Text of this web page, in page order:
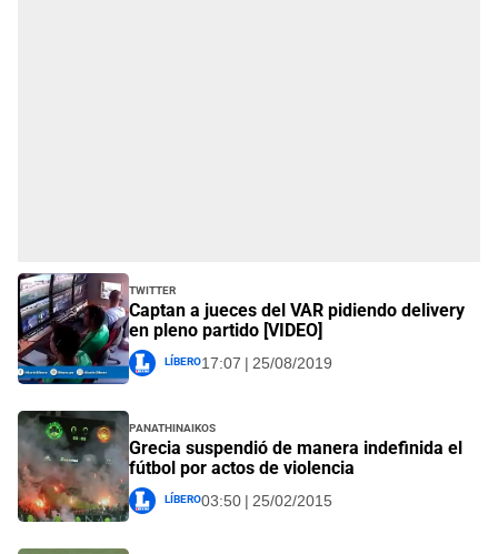
Twitter
Captan a jueces del VAR pidiendo delivery
en pleno partido [VIDEO]
Líbero17:07 | 25/08/2019
Panathinaikos
Grecia suspendió de manera indefinida el
fútbol por actos de violencia
Líbero03:50 | 25/02/2015